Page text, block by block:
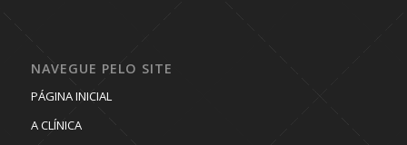
NAVEGUE PELO SITE
PÁGINA INICIAL
A CLÍNICA